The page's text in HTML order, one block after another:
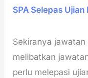
SPA Selepas
Sekiranya
melibatkan
perlu melepasi